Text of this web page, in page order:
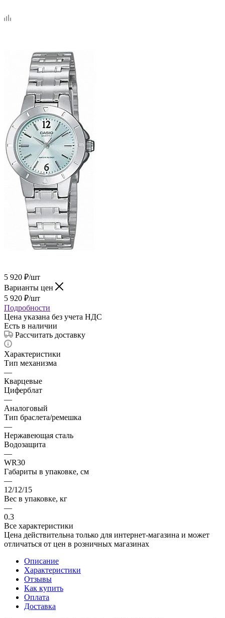
5 920 ₽/шт
Варианты цен
5 920 ₽/шт
Подробности
Цена указана без учета НДС
Есть в наличии
Рассчитать доставку
Характеристики
Тип механизма
—
Кварцевые
Циферблат
—
Аналоговый
Тип браслета/ремешка
—
Нержавеющая сталь
Водозащита
—
WR30
Габариты в упаковке, см
—
12/12/15
Вес в упаковке, кг
—
0.3
Все характеристики
Цена действительна только для интернет-магазина и может
отличаться от цен в розничных магазинах
Описание
Характеристики
Отзывы
Как купить
Оплата
Доставка